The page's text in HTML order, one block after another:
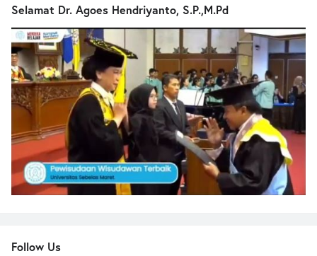
Selamat Dr. Agoes Hendriyanto, S.P.,M.Pd
Follow Us